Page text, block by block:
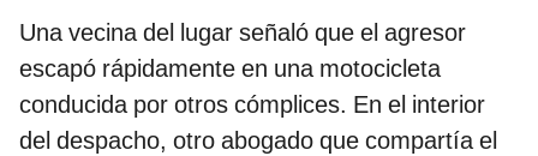
Una vecina del lugar señaló que el agresor
escapó rápidamente en una motocicleta
conducida por otros cómplices. En el interior
del despacho, otro abogado que compartía el